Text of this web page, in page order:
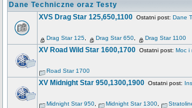
Dane Techniczne oraz Testy
XVS Drag Star 125,650,1100 Ostatni post: Dane
Drag Star 125 Drag Star 650 Drag Star 1100
XV Road Wild Star 1600,1700 Ostatni post: Moc i
Road Star 1700
XV Midnight Star 950,1300,1900 Ostatni post:
Midnight Star 950 Midnight Star 1300